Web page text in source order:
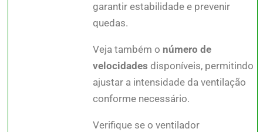
garantir estabilidade e prevenir
quedas.
Veja também o número de
velocidades disponíveis, permitindo
ajustar a intensidade da ventilação
conforme necessário.
Verifique se o ventilador